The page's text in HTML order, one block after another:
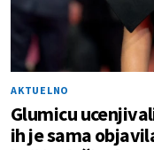
AKTUELNO
Glumicu
ih je sama